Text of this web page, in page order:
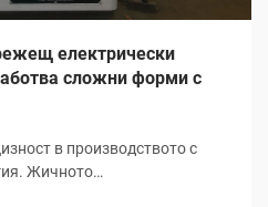
електрически
сложни форми с
в производството с
Жичното